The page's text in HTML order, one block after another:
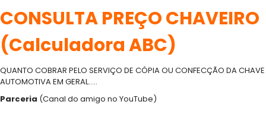
CONSULTA PREÇO CHAVEIRO
(Calculadora ABC)
QUANTO COBRAR PELO SERVIÇO DE CÓPIA OU CONFECÇÃO DA CHAVE
AUTOMOTIVA EM GERAL…..
Parceria (Canal do amigo no YouTube)